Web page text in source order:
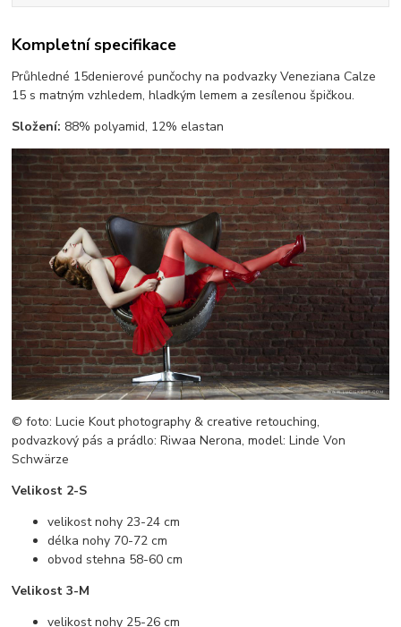
Kompletní specifikace
Průhledné 15denierové punčochy na podvazky Veneziana Calze
15 s matným vzhledem, hladkým lemem a zesílenou špičkou.
Složení: 88% polyamid, 12% elastan
© foto: Lucie Kout photography & creative retouching,
podvazkový pás a prádlo: Riwaa Nerona, model: Linde Von
Schwärze
Velikost 2-S
velikost nohy 23-24 cm
délka nohy 70-72 cm
obvod stehna 58-60 cm
Velikost 3-M
velikost nohy 25-26 cm